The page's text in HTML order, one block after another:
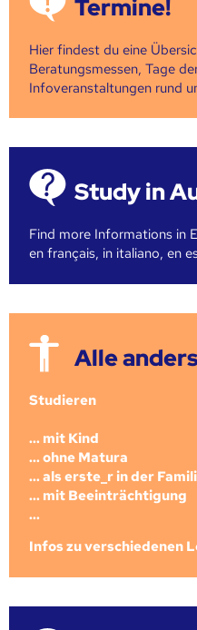
Termine!
Hier findest du eine
Beratungsmessen, Tage
Infoveranstaltungen rund
Study in
Find more Informations in
en français, in italiano, en
Alle
Studieren
... mit Kind
... ohne Matura
... als erste_r in der
... mit Beeinträchtigung
...
Infos zu verschiedenen